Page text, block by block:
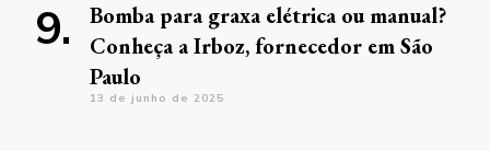
Bomba para graxa elétrica ou manual?
Conheça a Irboz, fornecedor em São
Paulo
13 de junho de 2025